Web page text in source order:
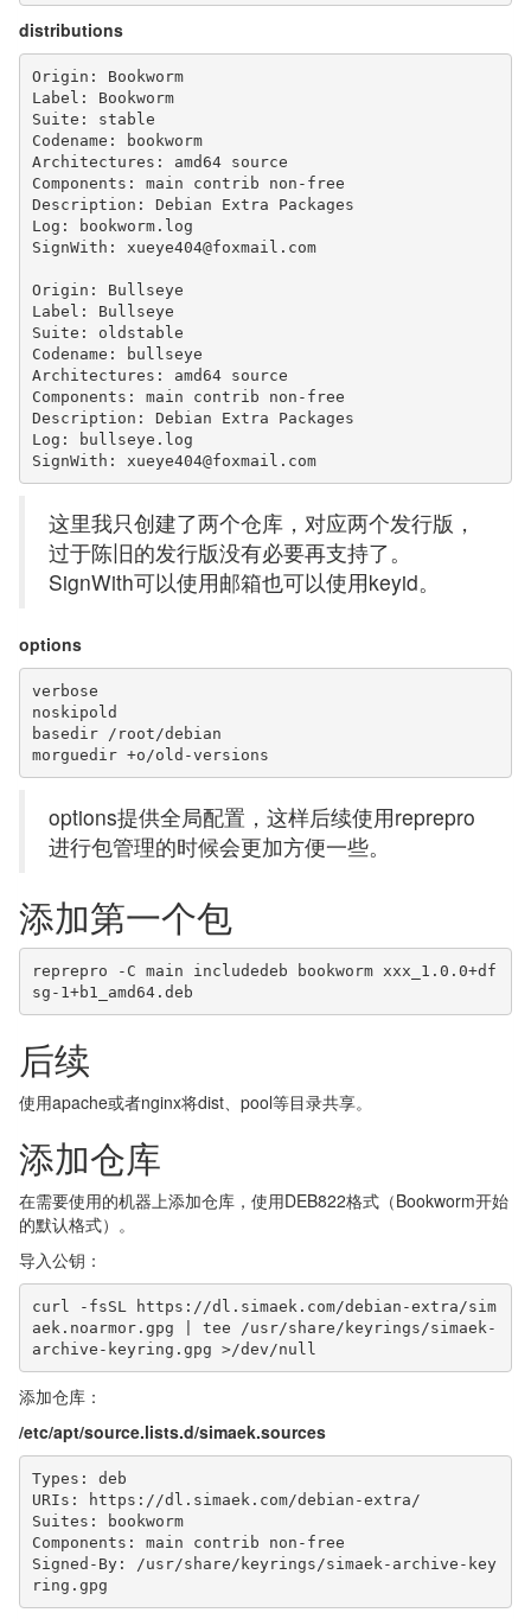
distributions
Origin: Bookworm
Label: Bookworm
Suite: stable
Codename: bookworm
Architectures: amd64 source
Components: main contrib non-free
Description: Debian Extra Packages
Log: bookworm.log
SignWith: xueye404@foxmail.com
Origin: Bullseye
Label: Bullseye
Suite: oldstable
Codename: bullseye
Architectures: amd64 source
Components: main contrib non-free
Description: Debian Extra Packages
Log: bullseye.log
SignWith: xueye404@foxmail.com
这里我只创建了两个仓库，对应两个发行版，
过于陈旧的发行版没有必要再支持了。
SignWith可以使用邮箱也可以使用keyid。
options
verbose
noskipold
basedir /root/debian
morguedir +o/old-versions
options提供全局配置，这样后续使用reprepro
进行包管理的时候会更加方便一些。
添加第一个包
reprepro -C main includedeb bookworm xxx_1.0.0+df
sg-1+b1_amd64.deb
后续
使用apache或者nginx将dist、pool等目录共享。
添加仓库
在需要使用的机器上添加仓库，使用DEB822格式（Bookworm开始
的默认格式）。
导入公钥：
curl -fsSL https://dl.simaek.com/debian-extra/sim
aek.noarmor.gpg | tee /usr/share/keyrings/simaek-
添加仓库：
/etc/apt/source.lists.d/simaek.sources
Types: deb
URIs: https://dl.simaek.com/debian-extra/
Suites: bookworm
Components: main contrib non-free
Signed-By: /usr/share/keyrings/simaek-archive-key
ring.gpg